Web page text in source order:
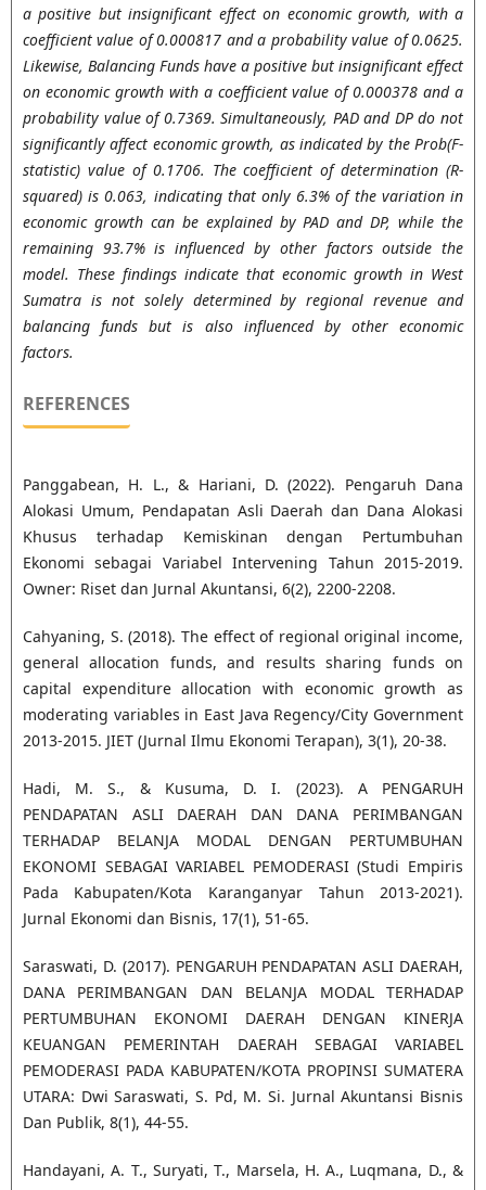
a positive but insignificant effect on economic growth, with a
coefficient value of 0.000817 and a probability value of 0.0625.
Likewise, Balancing Funds have a positive but insignificant effect
on economic growth with a coefficient value of 0.000378 and a
probability value of 0.7369. Simultaneously, PAD and DP do not
significantly affect economic growth, as indicated by the Prob(F-
statistic) value of 0.1706. The coefficient of determination (R-
squared) is 0.063, indicating that only 6.3% of the variation in
economic growth can be explained by PAD and DP, while the
remaining 93.7% is influenced by other factors outside the
model. These findings indicate that economic growth in West
Sumatra is not solely determined by regional revenue and
balancing funds but is also influenced by other economic
factors.
REFERENCES
Panggabean, H. L., & Hariani, D. (2022). Pengaruh Dana
Alokasi Umum, Pendapatan Asli Daerah dan Dana Alokasi
Khusus terhadap Kemiskinan dengan Pertumbuhan
Ekonomi sebagai Variabel Intervening Tahun 2015-2019.
Owner: Riset dan Jurnal Akuntansi, 6(2), 2200-2208.
Cahyaning, S. (2018). The effect of regional original income,
general allocation funds, and results sharing funds on
capital expenditure allocation with economic growth as
moderating variables in East Java Regency/City Government
2013-2015. JIET (Jurnal Ilmu Ekonomi Terapan), 3(1), 20-38.
Hadi, M. S., & Kusuma, D. I. (2023). A PENGARUH
PENDAPATAN ASLI DAERAH DAN DANA PERIMBANGAN
TERHADAP BELANJA MODAL DENGAN PERTUMBUHAN
EKONOMI SEBAGAI VARIABEL PEMODERASI (Studi Empiris
Pada Kabupaten/Kota Karanganyar Tahun 2013-2021).
Jurnal Ekonomi dan Bisnis, 17(1), 51-65.
Saraswati, D. (2017). PENGARUH PENDAPATAN ASLI DAERAH,
DANA PERIMBANGAN DAN BELANJA MODAL TERHADAP
PERTUMBUHAN EKONOMI DAERAH DENGAN KINERJA
KEUANGAN PEMERINTAH DAERAH SEBAGAI VARIABEL
PEMODERASI PADA KABUPATEN/KOTA PROPINSI SUMATERA
UTARA: Dwi Saraswati, S. Pd, M. Si. Jurnal Akuntansi Bisnis
Dan Publik, 8(1), 44-55.
Handayani, A. T., Suryati, T., Marsela, H. A., Luqmana, D., &